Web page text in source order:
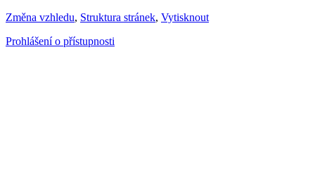
Změna vzhledu, Struktura stránek, Vytisknout
Prohlášení o přístupnosti